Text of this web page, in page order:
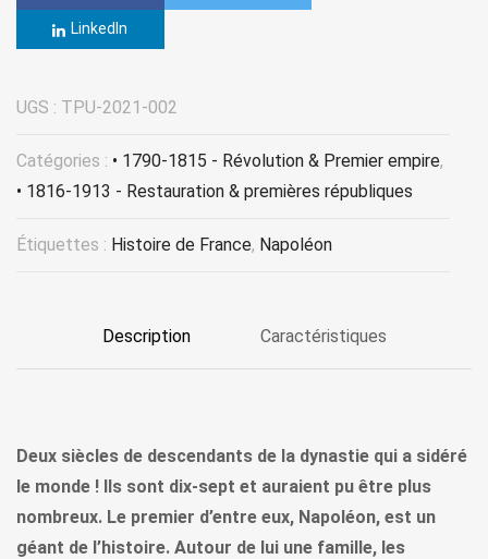
LinkedIn
UGS : TPU-2021-002
Catégories : • 1790-1815 - Révolution & Premier empire,
• 1816-1913 - Restauration & premières républiques
Étiquettes : Histoire de France, Napoléon
Description Caractéristiques
Deux siècles de descendants de la dynastie qui a sidéré
le monde ! Ils sont dix-sept et auraient pu être plus
nombreux. Le premier d’entre eux, Napoléon, est un
géant de l’histoire. Autour de lui une famille, les